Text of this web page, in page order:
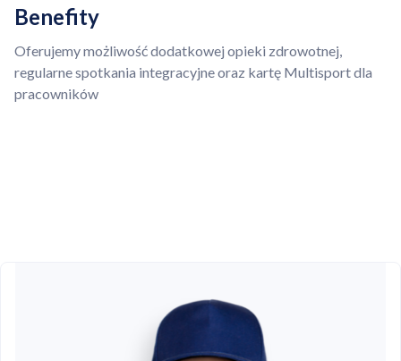
Benefity
Oferujemy możliwość dodatkowej opieki zdrowotnej,
regularne spotkania integracyjne oraz kartę Multisport dla
pracowników